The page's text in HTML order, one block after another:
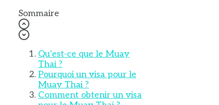
Sommaire
Qu’est-ce que le Muay
Thai ?
Pourquoi un visa pour le
Muay Thai ?
Comment obtenir un visa